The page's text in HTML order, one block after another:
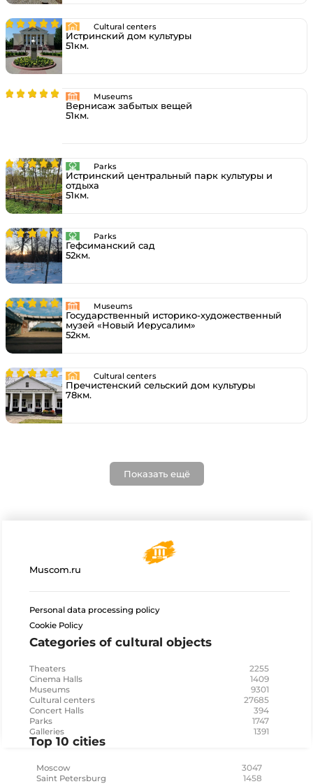
Cultural centers
Истринский дом культуры
51км.
Museums
Вернисаж забытых вещей
51км.
Parks
Истринский центральный парк культуры и
отдыха
51км.
Parks
Гефсиманский сад
52км.
Museums
Государственный историко-художественный
музей «Новый Иерусалим»
52км.
Cultural centers
Пречистенский сельский дом культуры
78км.
Показать ещё
Muscom.ru
Personal data processing policy
Cookie Policy
Categories of cultural objects
Theaters 2255
Cinema Halls 1409
Museums 9301
Cultural centers 27685
Concert Halls 394
Parks 1747
Galleries 1391
Top 10 cities
Moscow 3047
Saint Petersburg
1458